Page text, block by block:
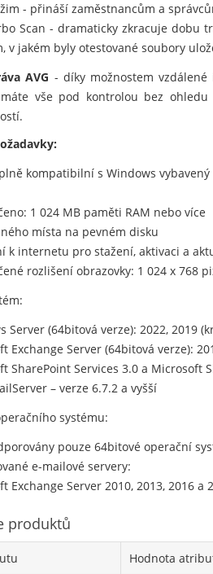
- přináší zaměstnancům a
Scan - dramaticky zkracuje dobu
v jakém byly otestované soubory
AVG - díky možnostem
máte vše pod kontrolou bez
kompatibilní s Windows
1 024 MB paměti RAM nebo více
místa na pevném disku
k internetu pro stažení, aktivaci a
rozlišení obrazovky: 1 024 x 768
Server (64bitová verze): 2022, 2019
Exchange Server (64bitová verze):
SharePoint Services 3.0 a Microsoft
– verze 6.7.2 a vyšší
systému:
pouze 64bitové operační
e-mailové servery:
Exchange Server 2010, 2013, 2016 a
produktů
Hodnota